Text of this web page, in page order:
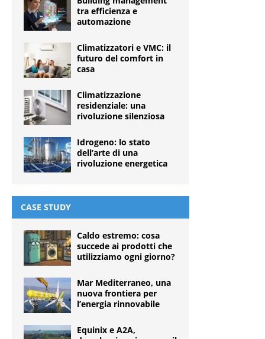
tra efficienza e
automazione
Climatizzatori e VMC: il
futuro del comfort in
casa
Climatizzazione
residenziale: una
rivoluzione silenziosa
Idrogeno: lo stato
dell’arte di una
rivoluzione energetica
CASE STUDY
Caldo estremo: cosa
succede ai prodotti che
utilizziamo ogni giorno?
Mar Mediterraneo, una
nuova frontiera per
l’energia rinnovabile
Equinix e A2A,